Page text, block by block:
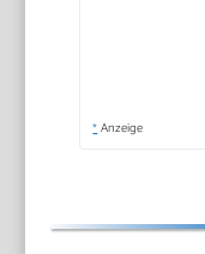
* Anzeige